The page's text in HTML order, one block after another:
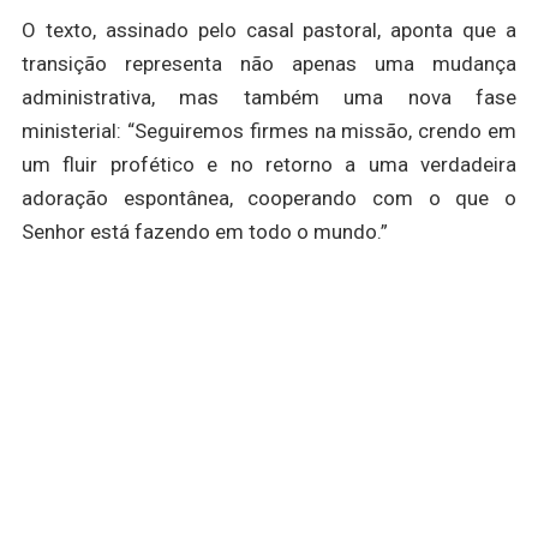
O texto, assinado pelo casal pastoral, aponta que a
transição representa não apenas uma mudança
administrativa, mas também uma nova fase
ministerial: “Seguiremos firmes na missão, crendo em
um fluir profético e no retorno a uma verdadeira
adoração espontânea, cooperando com o que o
Senhor está fazendo em todo o mundo.”